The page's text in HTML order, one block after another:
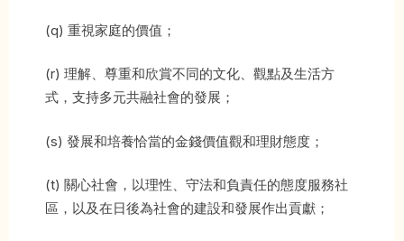
(q) 重視家庭的價值；
(r) 理解、尊重和欣賞不同的文化、觀點及生活方
式，支持多元共融社會的發展；
(s) 發展和培養恰當的金錢價值觀和理財態度；
(t) 關心社會，以理性、守法和負責任的態度服務社
區，以及在日後為社會的建設和發展作出貢獻；